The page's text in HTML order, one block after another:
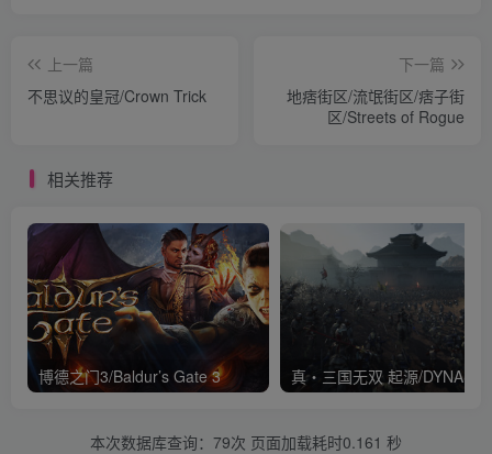
上一篇
不思议的皇冠/Crown Trick
下一篇
地痞街区/流氓街区/痞子街
区/Streets of Rogue
相关推荐
博德之门3/Baldur’s Gate 3
本次数据库查询：79次 页面加载耗时0.161 秒